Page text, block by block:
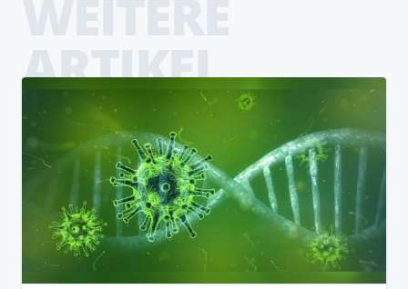
ARTIKEL